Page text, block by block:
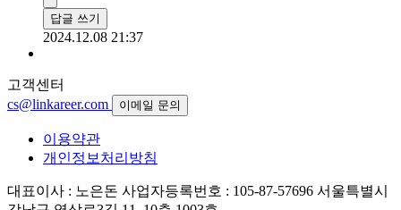
답글 쓰기
2024.12.08 21:37
고객센터
cs@linkareer.com
이메일 문의
이용약관
개인정보처리방침
대표이사 : 노은돈 사업자등록번호 : 105-87-57696 서울특별시